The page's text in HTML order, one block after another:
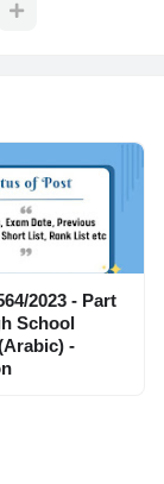
2023 - Part
School
-